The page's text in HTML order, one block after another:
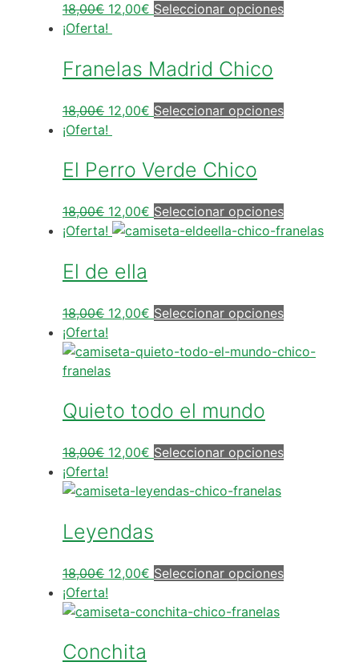
18,00€ 12,00€ Seleccionar opciones
¡Oferta!
Franelas Madrid Chico
18,00€ 12,00€ Seleccionar opciones
¡Oferta!
El Perro Verde Chico
18,00€ 12,00€ Seleccionar opciones
¡Oferta!
El de ella
18,00€ 12,00€ Seleccionar opciones
¡Oferta!
Quieto todo el mundo
18,00€ 12,00€ Seleccionar opciones
¡Oferta!
Leyendas
18,00€ 12,00€ Seleccionar opciones
¡Oferta!
Conchita